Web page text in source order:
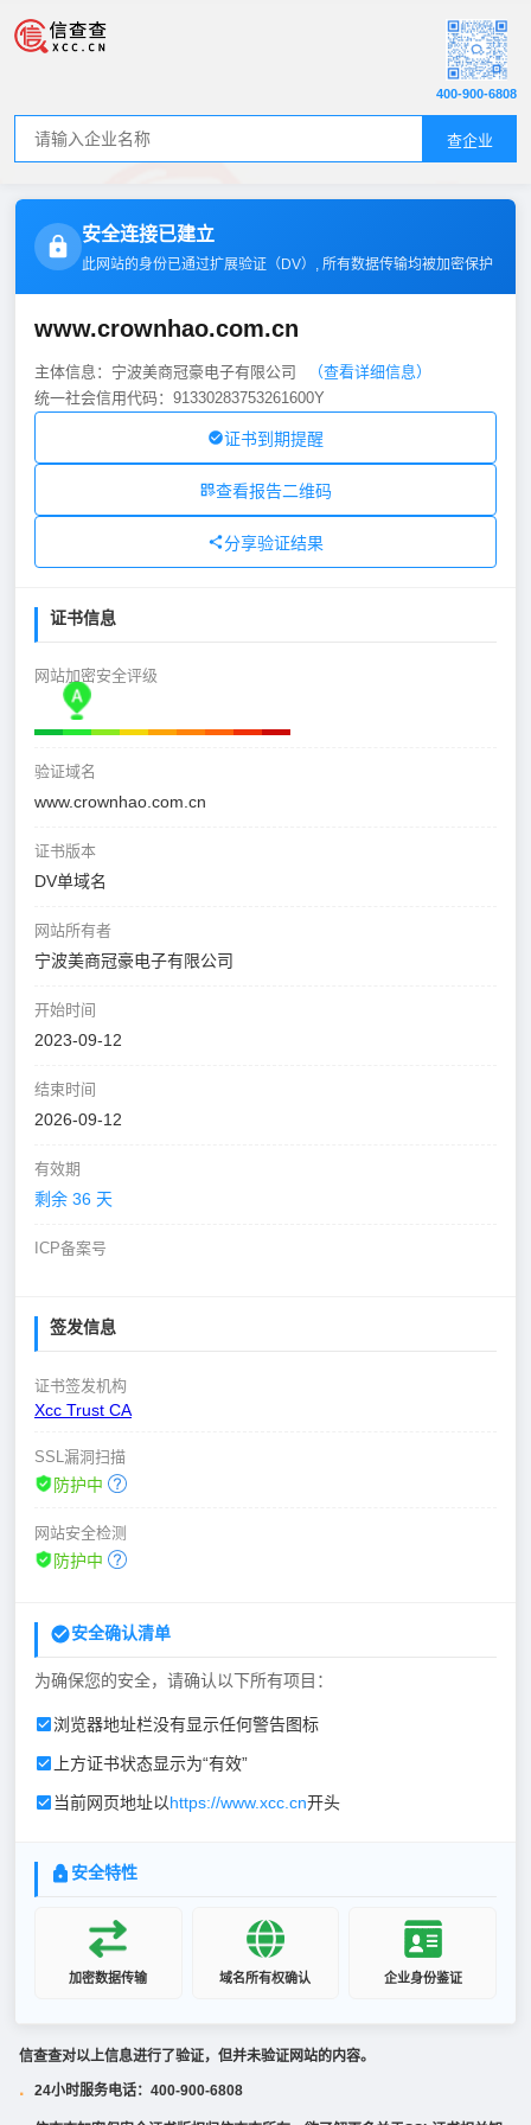
查企业
400-900-6808
安全连接已建立
此网站的身份已通过扩展验证（DV）, 所有数据传输均被加密保护
www.crownhao.com.cn
主体信息：宁波美商冠豪电子有限公司
（查看详细信息）
统一社会信用代码：91330283753261600Y
证书到期提醒
查看报告二维码
分享验证结果
证书信息
网站加密安全评级
验证域名
www.crownhao.com.cn
证书版本
DV单域名
网站所有者
宁波美商冠豪电子有限公司
开始时间
2023-09-12
结束时间
2026-09-12
有效期
剩余 36 天
ICP备案号
签发信息
证书签发机构
Xcc Trust CA
SSL漏洞扫描
防护中
网站安全检测
防护中
安全确认清单
为确保您的安全，请确认以下所有项目：
浏览器地址栏没有显示任何警告图标
上方证书状态显示为“有效”
当前网页地址以https://www.xcc.cn开头
安全特性
加密数据传输 域名所有权确认 企业身份鉴证
信查查对以上信息进行了验证，但并未验证网站的内容。
· 24小时服务电话：400-900-6808